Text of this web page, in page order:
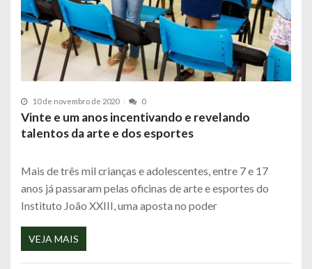
10 de novembro de 2020 0
Vinte e um anos incentivando e revelando
talentos da arte e dos esportes
Mais de três mil crianças e adolescentes, entre 7 e 17
anos já passaram pelas oficinas de arte e esportes do
Instituto João XXIII, uma aposta no poder
VEJA MAIS